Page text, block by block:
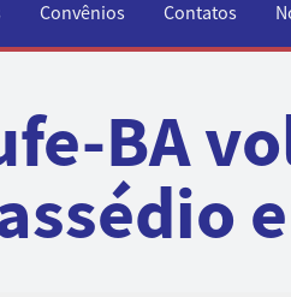
Convênios Contatos
BA